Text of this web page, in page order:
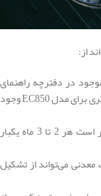
از:
در دفترچه راهنمای
دستگاه را به دقت مطالعه کنید. ممکن است نکات خاص دیگری برای مدل EC850 وجود
تکرار رسوب‌زدایی: برای حفظ عملکرد بهینه دستگاه، بهتر است هر 2 تا 3 ماه یکبار
می‌تواند از تشکیل